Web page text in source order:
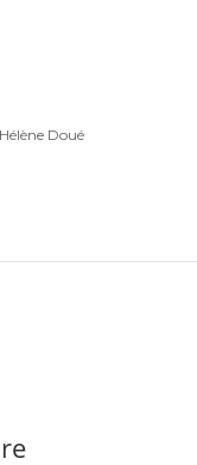
Hélène Doué